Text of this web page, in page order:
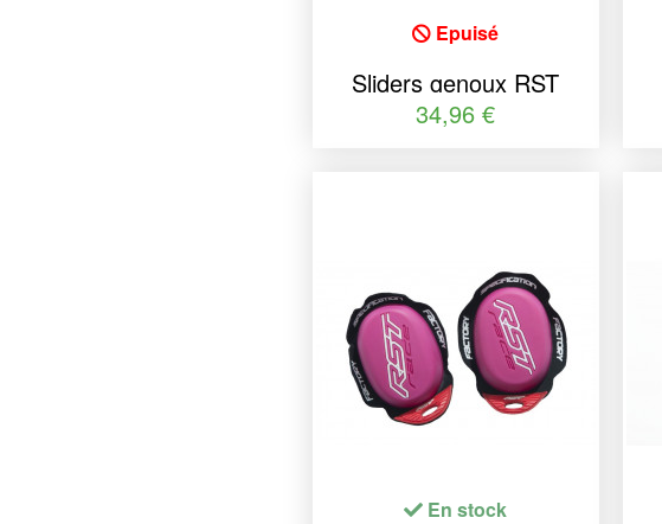
Epuisé
Sliders genoux RST
Factory
34,96 €
En stock